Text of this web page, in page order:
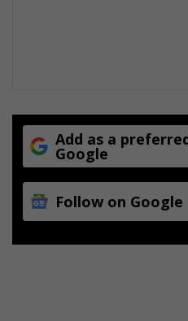
Add as a
Google
Follow on Google